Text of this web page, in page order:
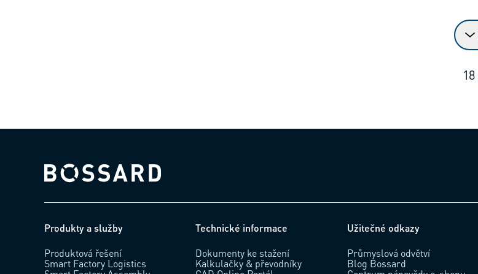
18
Bossard homepage
Produkty a služby
Produktová řešení
Smart Factory Logistics
Technické informace
Dokumenty ke stažení
Kalkulačky & převodníky
Užitečné odkazy
Průmyslová odvětví
Blog Bossard